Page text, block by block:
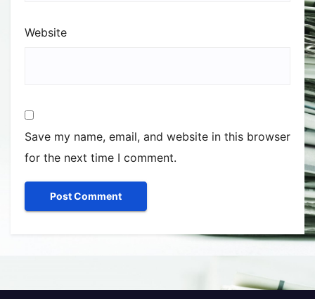
Website
Save my name, email, and website in this browser
for the next time I comment.